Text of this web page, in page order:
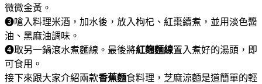
微微金黃。
❸嗆入料理米酒，加水後，放入枸杞、紅棗續煮，並用淡色醬
油、黑麻油調味。
❹取另一鍋滾水煮麵線。最後將紅麴麵線置入煮好的湯頭，即
可食用。
接下來跟大家介紹兩款香蕉麵食料理，芝麻涼麵是道簡單的輕